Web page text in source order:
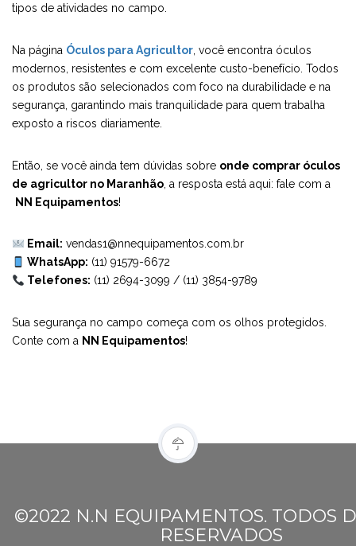
tipos de atividades no campo.
Na página Óculos para Agricultor , você encontra óculos
modernos, resistentes e com excelente custo-benefício. Todos
os produtos são selecionados com foco na durabilidade e na
segurança, garantindo mais tranquilidade para quem trabalha
exposto a riscos diariamente.
Então, se você ainda tem dúvidas sobre onde comprar óculos
de agricultor no Maranhão , a resposta está aqui: fale com a
NN Equipamentos!
Email: vendas1@nnequipamentos.com.br
WhatsApp: (11) 91579-6672
Telefones: (11) 2694-3099 / (11) 3854-9789
Sua segurança no campo começa com os olhos protegidos.
Conte com a NN Equipamentos!
©2022 N.N EQUIPAMENTOS. TODOS
RESERVADOS